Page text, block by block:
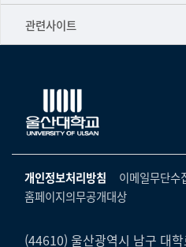
▷일본어·일본학과
▷프랑스어·프랑스학과
▷스페인·중남미학과
▷철학·상담학과
■사회과학대학
▷사회과학부
공학교육혁신센터
국제교류처
기초과학연구소
물리BK 미래혁신응집물질물리인재
관련사이트
건강가정지원센터
교수협의회
노동조합
생명윤리위원회
온라인 기술거래 플랫폼
울산대신문
개인정보처리방침
이메일무단수
홈페이지의무공개대상
(44610) 울산광역시 남구 대